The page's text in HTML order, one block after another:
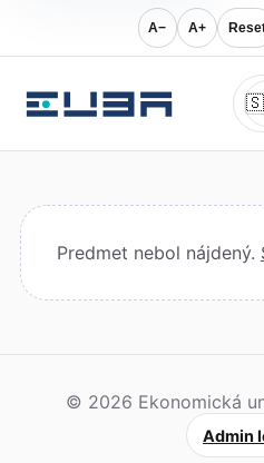
A− A+
Predmet nebol nájdený.
© 2026 Ekonomická
Admin